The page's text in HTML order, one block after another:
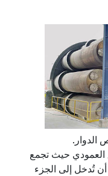
العمودي حيث تجمع
تُدخل إلى الجزء